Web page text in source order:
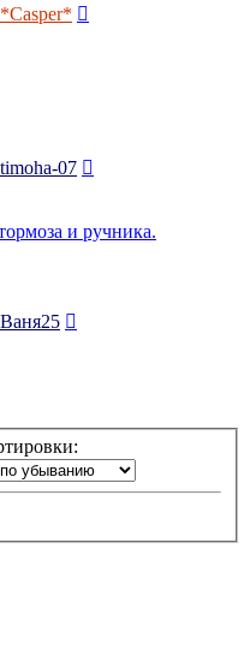
*Casper*
timoha-07
и ручника.
Ваня25